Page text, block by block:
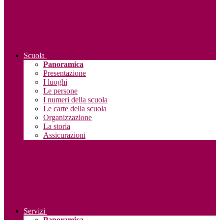
Scuola
Panoramica
Presentazione
I luoghi
Le persone
I numeri della scuola
Le carte della scuola
Organizzazione
La storia
Assicurazioni
Servizi